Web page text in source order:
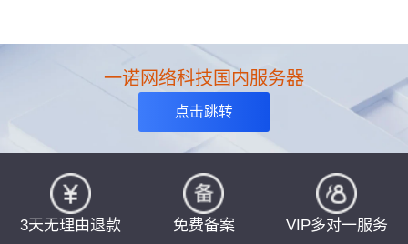
一诺网络科技国内服务器
点击跳转
3天无理由退款 免费备案 VIP多对一服务